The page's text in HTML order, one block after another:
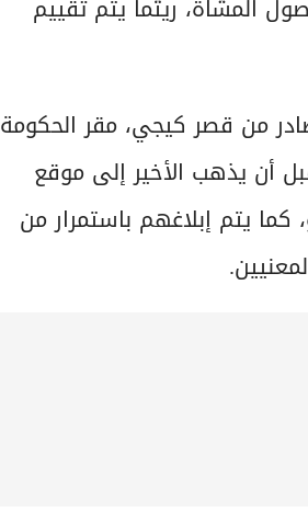
المشاة، ريثما يتم تقييم
من قصر كيجي، مقر الحكومة
أن يذهب الأخير إلى موقع
كما يتم إبلاغهم باستمرار من